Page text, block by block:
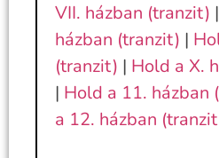
VII. házban (tranzit) |
házban (tranzit) |
(tranzit) | Hold a X.
| Hold a 11. házban
a 12. házban